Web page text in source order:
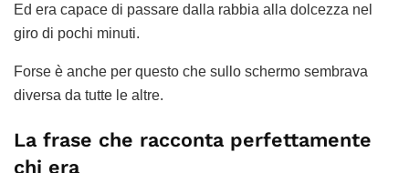
Ed era capace di passare dalla rabbia alla dolcezza nel
giro di pochi minuti.
Forse è anche per questo che sullo schermo sembrava
diversa da tutte le altre.
La frase che racconta perfettamente
chi era